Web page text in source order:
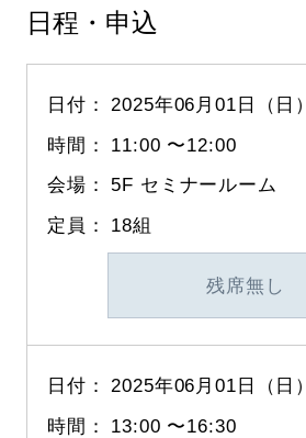
日程・申込
2025年06月01日（日）
11:00 〜12:00
5F セミナールーム
18組
残席無し
2025年06月01日（日）
13:00 〜16:30